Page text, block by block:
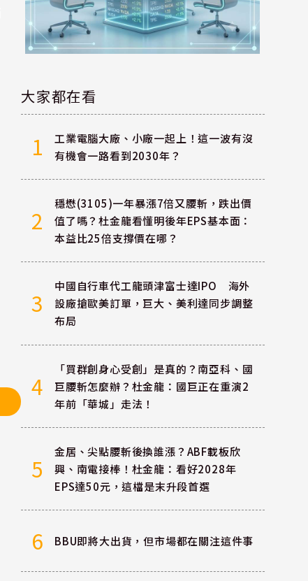
大家都在看
1
工業電腦大廠、小廠一起上！這一波有沒
有機會一路看到2030年？
2
穩懋(3105)一年暴漲7倍又腰斬，跌出價
值了嗎？杜金龍看懂明後年EPS基本面：
本益比25倍支撐價在哪？
3
中國自行車代工龍頭津富士達IPO 海外
設廠搶歐美訂單，巨大、美利達同步調整
布局
4
「買群創身心受創」是真的？南亞科、國
巨腰斬怎麼辦？杜金龍：國巨正在重演2
年前「華城」走法！
5
金居、尖點腰斬後換誰漲？ABF載板欣
興、南電接棒！杜金龍：看好2028年
EPS達50元，這檔是末升段首選
6 BBU即將大出貨，但市場都在關注這件事